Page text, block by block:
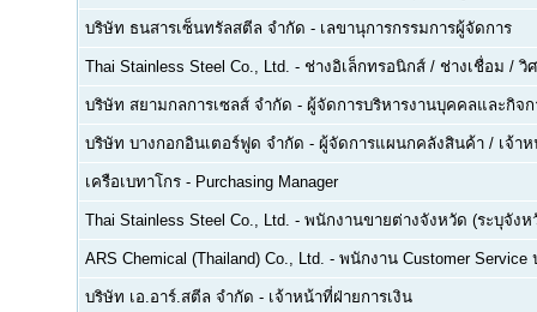
บริษัท ธนสารเซ็นทรัลสตีล จำกัด - เลขานุการกรรมการผู้จัดการ
Thai Stainless Steel Co., Ltd. - ช่างอิเล็กทรอนิกส์ / ช่างเชื่อม / วิ
บริษัท สยามกลการเซลส์ จำกัด - ผู้จัดการบริหารงานบุคคลและกิจก
บริษัท บางกอกอินเตอร์ฟูด จำกัด - ผู้จัดการแผนกคลังสินค้า / เจ้า
เครือเบทาโกร - Purchasing Manager
Thai Stainless Steel Co., Ltd. - พนักงานขายต่างจังหวัด (ระบุจังห
ARS Chemical (Thailand) Co., Ltd. - พนักงาน Customer Service
บริษัท เอ.อาร์.สตีล จำกัด - เจ้าหน้าที่ฝ่ายการเงิน